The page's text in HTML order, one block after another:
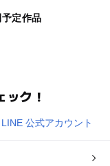
予定作品
ク！